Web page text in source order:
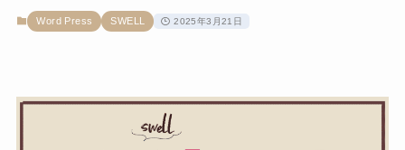
Word Press SWELL 2025年3月21日